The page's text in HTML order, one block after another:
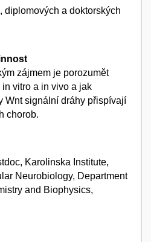
diplomových a doktorských
zájmem je porozumět
vitro a in vivo a jak
Wnt signální dráhy přispívají
chorob.
Karolinska Institute,
Neurobiology, Department
and Biophysics,